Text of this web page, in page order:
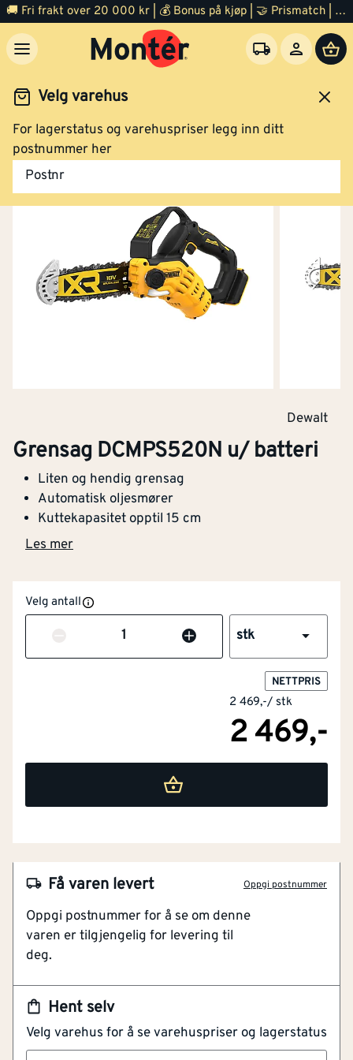
🚚 Fri frakt over 20 000 kr | 💰 Bonus på kjøp | 🤝 Prismatch | ⭐ 100% fornøyd garanti | 🏪 140 byggevarehus
Velg varehus
For lagerstatus og varehuspriser legg inn ditt
postnummer her
Postnr
Hageredskap og verktøy
Dewalt
Grensag DCMPS520N u/ batteri
Liten og hendig grensag
Automatisk oljesmører
Kuttekapasitet opptil 15 cm
Les mer
Velg antall
Antall stk
NETTPRIS
2 469,-/ stk
2 469,-
Hent selv
Velg varehus for å se varehuspriser og lagerstatus
Få varen levert Oppgi postnummer
Oppgi postnummer for å se om denne
varen er tilgjengelig for levering til
deg.
Automatisk oljesmører
Kjedestramming med lås
Håndtak med håndvern
grensag/beskjæringssag med børsteløs motor. Den
har 20 cm sverdlengde som er ideell for beskjæring.
Spissen er i metall, for økt kontroll og sikkerhet under